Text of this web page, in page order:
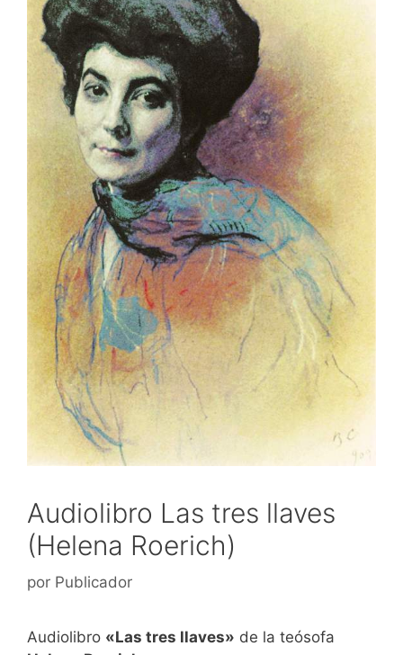
Audiolibro Las tres llaves
(Helena Roerich)
por Publicador
Audiolibro «Las tres llaves» de la teósofa